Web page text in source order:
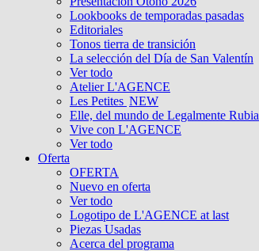
Lookbooks de temporadas pasadas
Editoriales
Tonos tierra de transición
La selección del Día de San Valentín
Ver todo
Atelier L'AGENCE
Les Petites NEW
Elle, del mundo de Legalmente Rubia
Vive con L'AGENCE
Ver todo
Oferta
OFERTA
Nuevo en oferta
Ver todo
Logotipo de L'AGENCE at last
Piezas Usadas
Acerca del programa